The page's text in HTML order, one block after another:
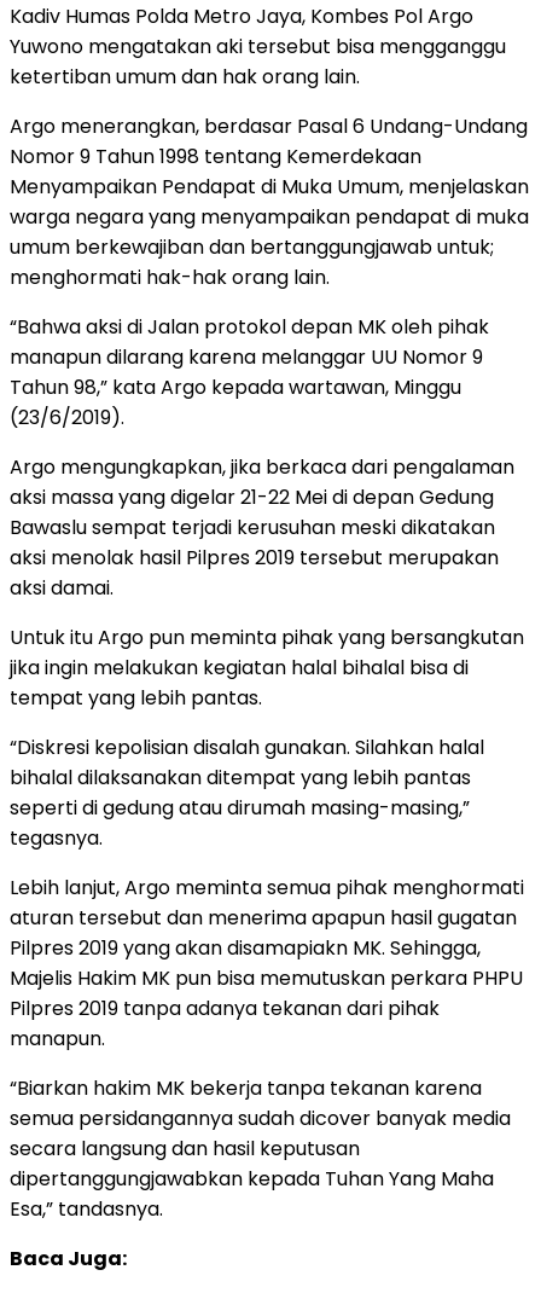
Kadiv Humas Polda Metro Jaya, Kombes Pol Argo
Yuwono mengatakan aki tersebut bisa mengganggu
ketertiban umum dan hak orang lain.
Argo menerangkan, berdasar Pasal 6 Undang-Undang
Nomor 9 Tahun 1998 tentang Kemerdekaan
Menyampaikan Pendapat di Muka Umum, menjelaskan
warga negara yang menyampaikan pendapat di muka
umum berkewajiban dan bertanggungjawab untuk;
menghormati hak-hak orang lain.
“Bahwa aksi di Jalan protokol depan MK oleh pihak
manapun dilarang karena melanggar UU Nomor 9
Tahun 98,” kata Argo kepada wartawan, Minggu
(23/6/2019).
Argo mengungkapkan, jika berkaca dari pengalaman
aksi massa yang digelar 21-22 Mei di depan Gedung
Bawaslu sempat terjadi kerusuhan meski dikatakan
aksi menolak hasil Pilpres 2019 tersebut merupakan
aksi damai.
Untuk itu Argo pun meminta pihak yang bersangkutan
jika ingin melakukan kegiatan halal bihalal bisa di
tempat yang lebih pantas.
“Diskresi kepolisian disalah gunakan. Silahkan halal
bihalal dilaksanakan ditempat yang lebih pantas
seperti di gedung atau dirumah masing-masing,”
tegasnya.
Lebih lanjut, Argo meminta semua pihak menghormati
aturan tersebut dan menerima apapun hasil gugatan
Pilpres 2019 yang akan disamapiakn MK. Sehingga,
Majelis Hakim MK pun bisa memutuskan perkara PHPU
Pilpres 2019 tanpa adanya tekanan dari pihak
manapun.
“Biarkan hakim MK bekerja tanpa tekanan karena
semua persidangannya sudah dicover banyak media
secara langsung dan hasil keputusan
dipertanggungjawabkan kepada Tuhan Yang Maha
Esa,” tandasnya.
Baca Juga: